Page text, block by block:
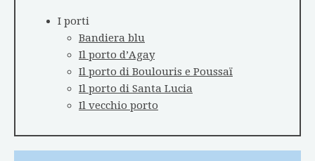
I porti
Bandiera blu
Il porto d’Agay
Il porto di Boulouris e Poussaï
Il porto di Santa Lucia
Il vecchio porto